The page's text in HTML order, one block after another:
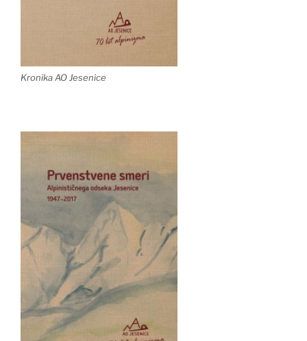
Kronika AO Jesenice